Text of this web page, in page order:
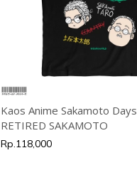
Kaos Anime Sakamoto Days
RETIRED SAKAMOTO
Rp.118,000